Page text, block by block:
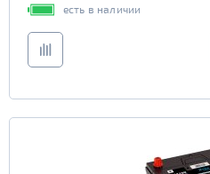
есть в наличии